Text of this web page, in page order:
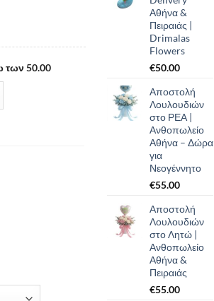
των 50.00
Αθήνα &
Πειραιάς |
Drimalas
Flowers
€50.00
Αποστολή
Λουλουδιών
στο ΡΕΑ |
Ανθοπωλείο
Αθήνα – Δώρα
για
Νεογέννητο
€55.00
Αποστολή
Λουλουδιών
στο Λητώ |
Ανθοπωλείο
Αθήνα &
Πειραιάς
€55.00